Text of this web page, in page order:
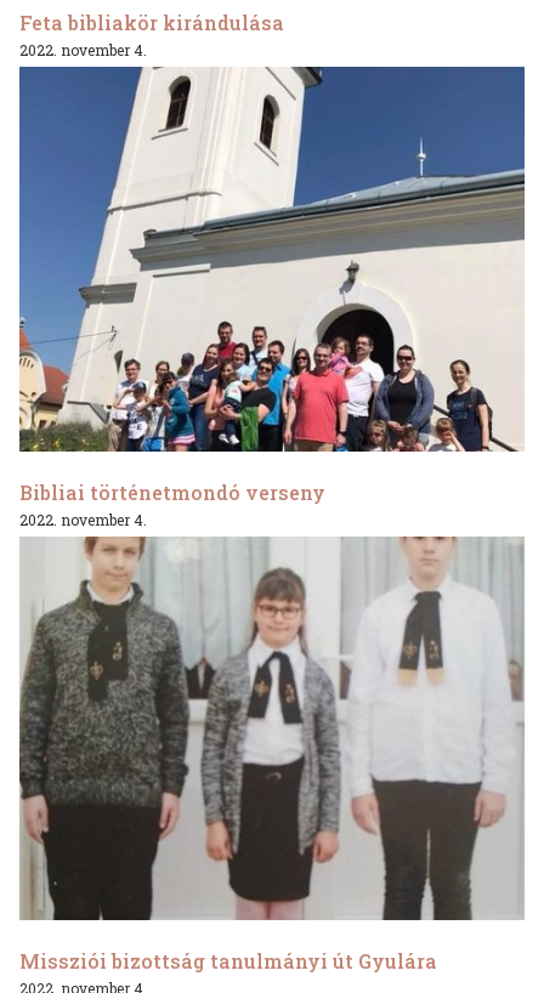
Feta bibliakör kirándulása
2022. november 4.
Bibliai történetmondó verseny
2022. november 4.
Missziói bizottság tanulmányi út Gyulára
2022. november 4.